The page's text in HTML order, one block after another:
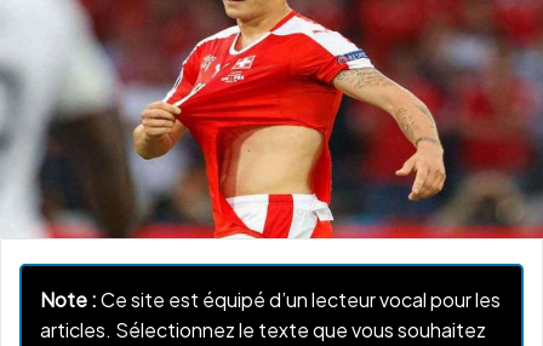
Note :Ce site est équipé d’un lecteur vocal pour les
articles. Sélectionnez le texte que vous souhaitez